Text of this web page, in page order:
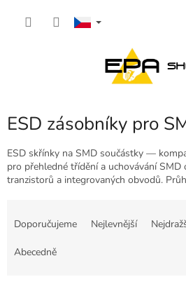
ESD zásobníky pro
ESD skřínky na SMD součástky —
pro přehledné třídění a uchovávání
tranzistorů a integrovaných obvodů.
Doporučujeme Nejlevnější
Abecedně